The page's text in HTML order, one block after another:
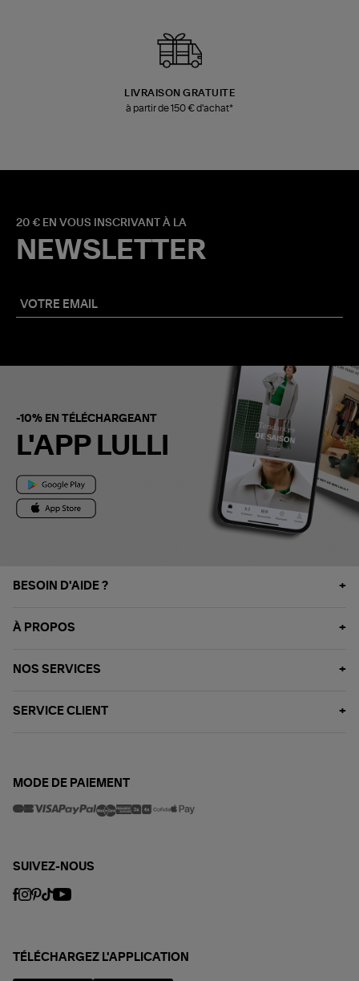
LIVRAISON GRATUITE
à partir de 150 € d'achat*
20 € EN VOUS INSCRIVANT À LA
NEWSLETTER
-10% EN TÉLÉCHARGEANT
L'APP LULLI
BESOIN D'AIDE ?
À PROPOS
NOS SERVICES
SERVICE CLIENT
MODE DE PAIEMENT
SUIVEZ-NOUS
TÉLÉCHARGEZ L'APPLICATION